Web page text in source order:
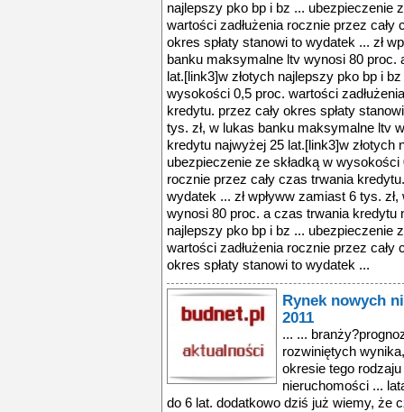
najlepszy pko bp i bz ... ubezpieczenie
wartości zadłużenia rocznie przez cały
okres spłaty stanowi to wydatek ... zł
banku maksymalne ltv wynosi 80
lat.[link3]w złotych najlepszy pko bp i
wysokości 0,5 proc. wartości
kredytu. przez cały okres spłaty
tys. zł, w lukas banku maksymalne ltv
kredytu najwyżej 25 lat.[link3]w złotych
ubezpieczenie ze składką w
rocznie przez cały czas trwania
wydatek ... zł wpływw zamiast 6 tys.
wynosi 80 proc. a czas trwania kredytu
najlepszy pko bp i bz ... ubezpieczenie
wartości zadłużenia rocznie przez cały
okres spłaty stanowi to wydatek ...
Rynek nowych
2011
... ...
rozwiniętych
okresie tego
nieruchomości ...
do 6 lat. dodatkowo dziś już wiemy, że